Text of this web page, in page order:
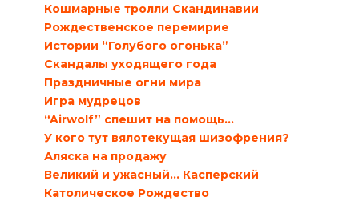
Кошмарные тролли Скандинавии
Рождественское перемирие
Истории “Голубого огонька”
Скандалы уходящего года
Праздничные огни мира
Игра мудрецов
“Airwolf” спешит на помощь…
У кого тут вялотекущая шизофрения?
Аляска на продажу
Великий и ужасный… Касперский
Католическое Рождество